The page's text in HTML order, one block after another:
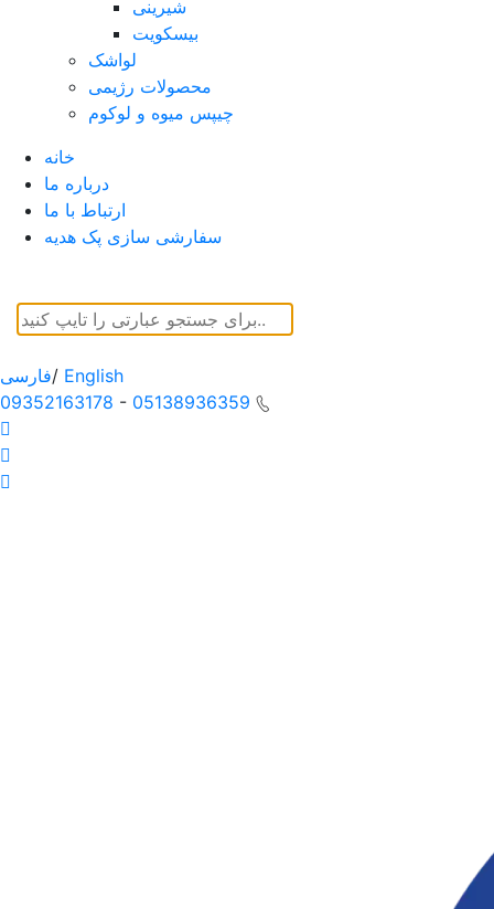
شیرینی
بیسکویت
لواشک
محصولات رژیمی
چیپس میوه و لوکوم
خانه
درباره ما
ارتباط با ما
سفارشی سازی پک هدیه
فارسی/ English
09352163178 - 05138936359